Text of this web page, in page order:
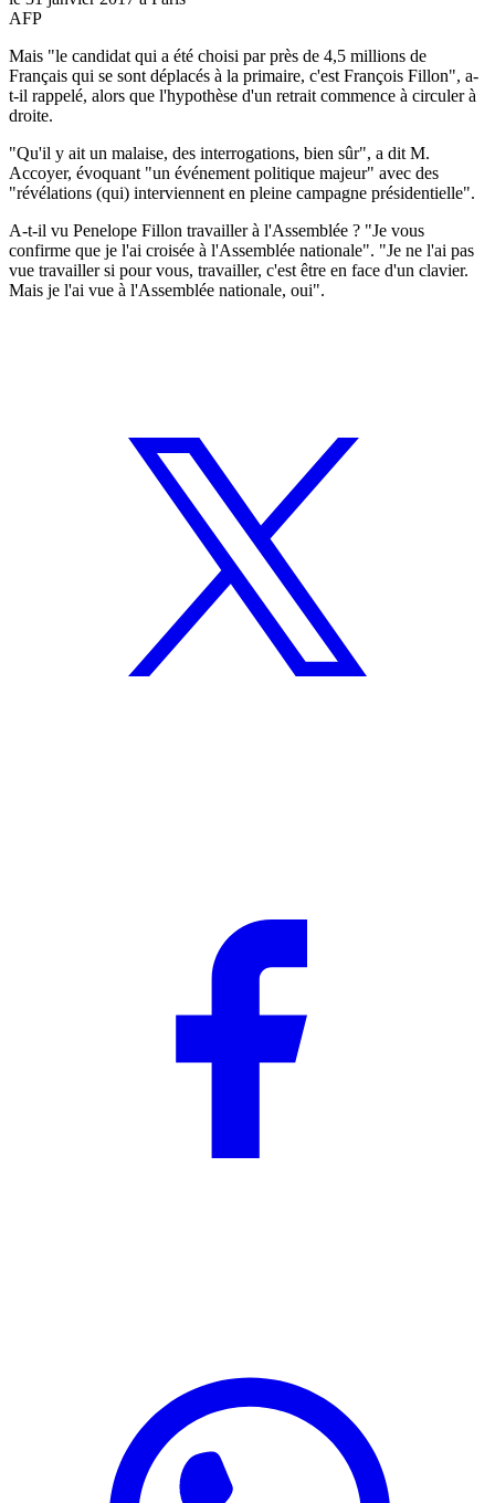
AFP
Mais "le candidat qui a été choisi par près de 4,5 millions de
Français qui se sont déplacés à la primaire, c'est François Fillon", a-
t-il rappelé, alors que l'hypothèse d'un retrait commence à circuler à
droite.
"Qu'il y ait un malaise, des interrogations, bien sûr", a dit M.
Accoyer, évoquant "un événement politique majeur" avec des
"révélations (qui) interviennent en pleine campagne présidentielle".
A-t-il vu Penelope Fillon travailler à l'Assemblée ? "Je vous
confirme que je l'ai croisée à l'Assemblée nationale". "Je ne l'ai pas
vue travailler si pour vous, travailler, c'est être en face d'un clavier.
Mais je l'ai vue à l'Assemblée nationale, oui".